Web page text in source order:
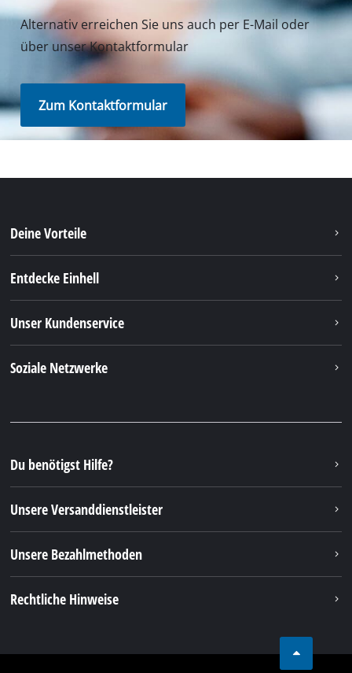
Alternativ erreichen Sie uns auch per E-Mail oder
über unser Kontaktformular
Zum Kontaktformular
Deine Vorteile
Entdecke Einhell
Unser Kundenservice
Soziale Netzwerke
Du benötigst Hilfe?
Unsere Versanddienstleister
Unsere Bezahlmethoden
Rechtliche Hinweise